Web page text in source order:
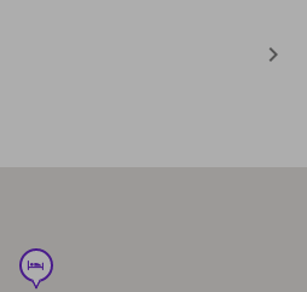
hotel